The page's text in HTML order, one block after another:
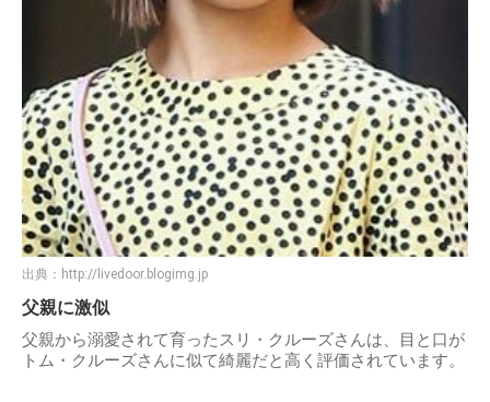
出典： http://livedoor.blogimg.jp
父親に激似
父親から溺愛されて育ったスリ・クルーズさんは、目と口が
トム・クルーズさんに似て綺麗だと高く評価されています。